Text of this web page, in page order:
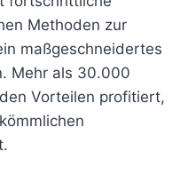
Methoden zur
maßgeschneidertes
Mehr als 30.000
Vorteilen profitiert,